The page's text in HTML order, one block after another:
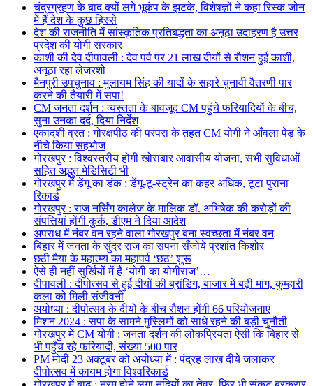
चंद्रग्रहण के बाद क्यों लगे भूकंप के झटके, विशेषज्ञों ने कहा रिस्क जोन
में हैं देश के कुछ हिस्से
देश की राजनीति में सांस्कृतिक प्रतिबद्धता का अनूठा उदाहरण है उत्तर
प्रदेश की योगी सरकार
काशी की देव दीपावली : देव पर्व पर 21 लाख दीयों से रौशन हुई काशी,
अनूठा रहा लेजरशो
मैनपुरी उपचुनाव : मुलायम सिंह की यादों के सहारे चुनावी वैतरणी पार
करने की तैयारी में सपा!
CM जनता दर्शन : व्यस्तता के बावजूद CM पहुंचे फरियादियों के बीच,
सुना उनका दर्द, दिया निर्देश
एकादशी व्रत : गोरक्षपीठ की परंपरा के तहत CM योगी ने आँवला पेड़ के
नीचे किया सहभोज
गोरखपुर : विश्वस्तरीय होगी खोराबार आवासीय योजना, सभी सुविधाओं
सहित अद्भुत मेडिसिटी भी
गोरखपुर में डेंगू का डंक : डेंगू-टू-स्ट्रेन का कहर अधिक, टूटा पुराना
रिकार्ड
गोरखपुर : राज नर्सिंग कालेज के मालिक डॉ. अभिषेक की करोड़ों की
संपत्तियां होंगी कुर्क, डीएम ने दिया आदेश
अपराध में नंबर वन रहने वाला गोरखपुर बना स्वच्छता में नंबर वन
बिहार में जनता के सुंदर राज का सपना सँजोये प्रशांत किशोर
छठी मैया के महात्म्य का महापर्व ‘छठ’ शुरू
ऐसे ही नहीं सुर्खियों में है ‘योगी का योगीराज’…
दीपावली : दीपोत्सव से हुई दीयों की ब्रांडिंग, बाजार में बढ़ी मांग, कुम्हारी
कला को मिली संजीवनी
अयोध्या : दीपोत्सव के दीयों के बीच रौशन होंगी 66 परियोजनाएं
मिशन 2024 : सपा के सामने मुस्लिमों को साधे रहने की बड़ी चुनौती
गोरखपुर में CM योगी : जनता दर्शन की लोकप्रियता ऐसी कि बिहार से
भी पहुँच रहे फरियादी, संख्या 500 पार
PM मोदी 23 अक्टूबर को अयोध्या में : पंद्रह लाख दीये जलाकर
दीपोत्सव में कायम होगा विश्वरिकार्ड